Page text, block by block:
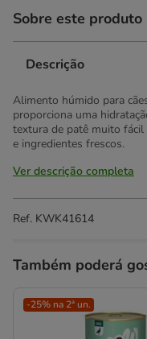
Sobre este produto
Descrição
Alimento húmido para
proporciona uma
textura de patê muito fácil
e ingredientes frescos.
Ver descrição completa
Ref. KWK41614
Também poderá
-25% na 2ª un.